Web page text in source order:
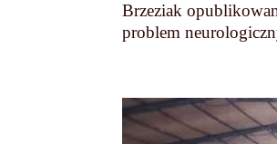
Brzeziak
problem